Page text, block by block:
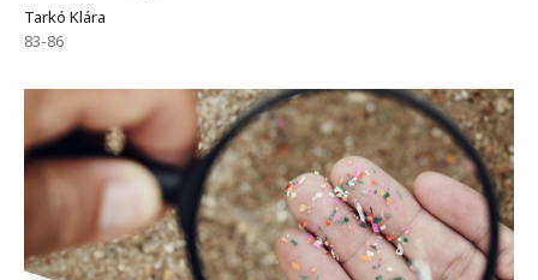
Tarkó Klára
83-86